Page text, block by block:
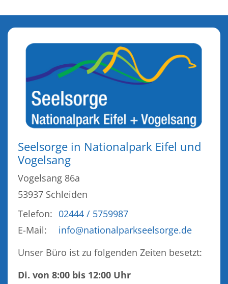
Seelsorge in Nationalpark Eifel und
Vogelsang
Vogelsang 86a
53937 Schleiden
Telefon: 02444 / 5759987
E-Mail:
info@nationalparkseelsorge.de
Unser Büro ist zu folgenden Zeiten besetzt:
Di. von 8:00 bis 12:00 Uhr